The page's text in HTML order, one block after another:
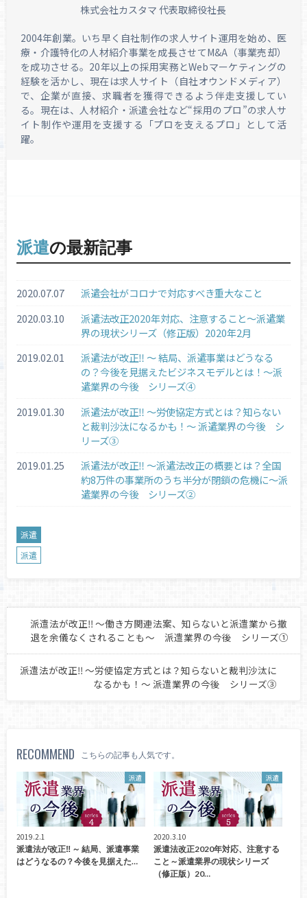
株式会社カスタマ 代表取締役社長
2004年創業。いち早く自社制作の求人サイト運用を始め、医
療・介護特化の人材紹介事業を成長させてM&A（事業売却）
を成功させる。20年以上の採用実務とWebマーケティングの
経験を活かし、現在は求人サイト（自社オウンドメディア）
で、企業が直接、求職者を獲得できるよう伴走支援してい
る。現在は、人材紹介・派遣会社など“採用のプロ”の求人サ
イト制作や運用を支援する「プロを支えるプロ」として活
躍。
派遣の最新記事
2020.07.07
派遣会社がコロナで対応すべき重大なこと
2020.03.10
派遣法改正2020年対応、注意すること～派遣業
界の現状シリーズ（修正版）2020年2月
2019.02.01
派遣法が改正‼ ～ 結局、派遣事業はどうなる
の？今後を見据えたビジネスモデルとは！～派
遣業界の今後 シリーズ④
2019.01.30
派遣法が改正‼ ～労使協定方式とは？知らない
と裁判沙汰になるかも！～ 派遣業界の今後 シ
リーズ③
2019.01.25
派遣法が改正‼ ～派遣法改正の概要とは？全国
約8万件の事業所のうち半分が閉鎖の危機に～派
遣業界の今後 シリーズ②
派遣
派遣
派遣法が改正‼ ～働き方関連法案、知らないと派遣業から撤
退を余儀なくされることも～ 派遣業界の今後 シリーズ①
派遣法が改正‼ ～労使協定方式とは？知らないと裁判沙汰に
なるかも！～ 派遣業界の今後 シリーズ③
RECOMMEND こちらの記事も人気です。
派遣
2019.2.1
派遣法が改正‼ ～ 結局、派遣事業
はどうなるの？今後を見据えた…
派遣
2020.3.10
派遣法改正2020年対応、注意する
こと～派遣業界の現状シリーズ
（修正版）20…